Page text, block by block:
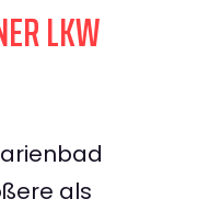
LKW
als